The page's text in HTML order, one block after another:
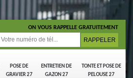
POSE DE
GRAVIER 27
ENTRETIEN DE
GAZON 27
TONTE ET POSE DE
PELOUSE 27
ON VOUS RAPPELLE GRATUITEMENT